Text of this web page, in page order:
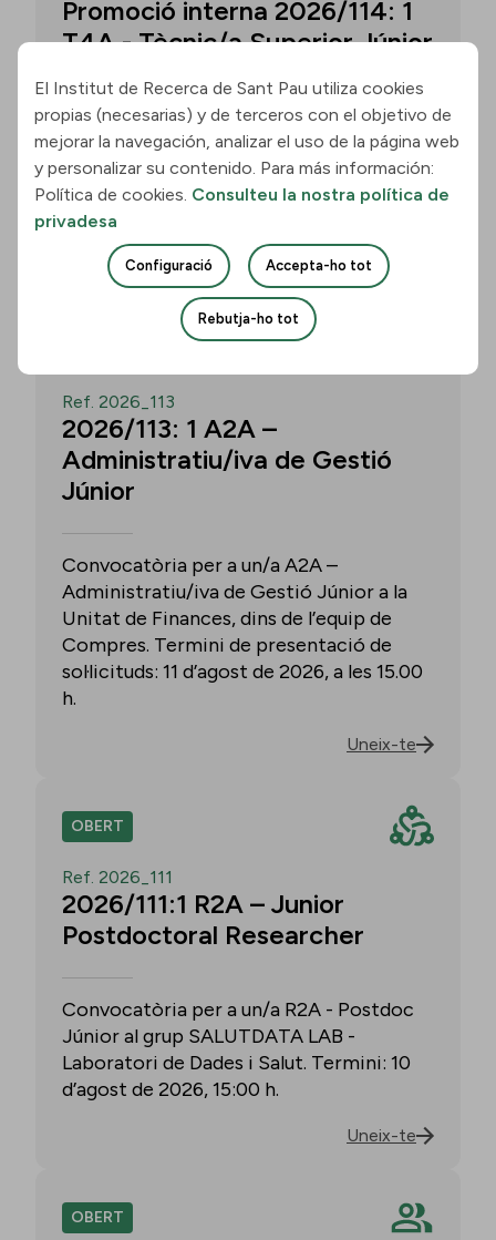
Promoció interna 2026/114: 1
T4A - Tècnic/a Superior Júnior
Convocatòria per a un/a T4A - Tècnic/a
Superior Júnior al grup Neurobiologia de
les Demències - Multilingual Aphasia &
Dementia Research Lab. Termini: 11
d’agost de 2026, 15.00 h.
Uneix-te
Ref. 2026_113
2026/113: 1 A2A –
Administratiu/iva de Gestió
Júnior
Convocatòria per a un/a A2A –
Administratiu/iva de Gestió Júnior a la
Unitat de Finances, dins de l’equip de
Compres. Termini de presentació de
sol·licituds: 11 d’agost de 2026, a les 15.00
h.
Uneix-te
OBERT
Ref. 2026_111
2026/111:1 R2A – Junior
Postdoctoral Researcher
Convocatòria per a un/a R2A - Postdoc
Júnior al grup SALUTDATA LAB -
Laboratori de Dades i Salut. Termini: 10
d’agost de 2026, 15:00 h.
Uneix-te
OBERT
El Institut de Recerca de Sant Pau utiliza cookies
propias (necesarias) y de terceros con el objetivo de
mejorar la navegación, analizar el uso de la página web
y personalizar su contenido. Para más información:
Política de cookies. Consulteu la nostra política de
privadesa
Configuració Accepta-ho tot
Rebutja-ho tot